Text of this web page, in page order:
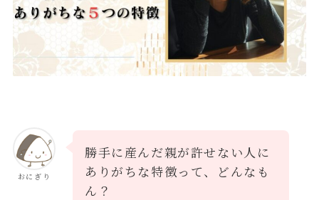
おにぎり
勝手に産んだ親が許せない人に
ありがちな特徴って、どんなも
ん？